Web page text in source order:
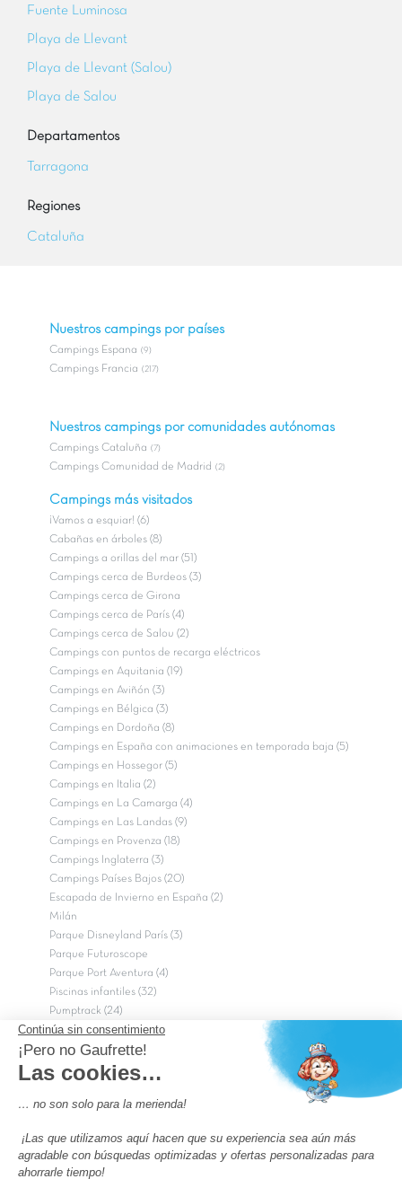
Fuente Luminosa
Playa de Llevant
Playa de Llevant (Salou)
Playa de Salou
Departamentos
Tarragona
Regiones
Cataluña
Nuestros campings por países
Campings Espana (9)
Campings Francia (217)
Nuestros campings por comunidades autónomas
Campings Cataluña (7)
Campings Comunidad de Madrid (2)
Campings más visitados
¡Vamos a esquiar! (6)
Cabañas en árboles (8)
Campings a orillas del mar (51)
Campings cerca de Burdeos (3)
Campings cerca de Girona
Campings cerca de París (4)
Campings cerca de Salou (2)
Campings con puntos de recarga eléctricos
Campings en Aquitania (19)
Campings en Aviñón (3)
Campings en Bélgica (3)
Campings en Dordoña (8)
Campings en España con animaciones en temporada baja (5)
Campings en Hossegor (5)
Campings en Italia (2)
Campings en La Camarga (4)
Campings en Las Landas (9)
Campings en Provenza (18)
Campings Inglaterra (3)
Campings Países Bajos (20)
Escapada de Invierno en España (2)
Milán
Parque Disneyland París (3)
Parque Futuroscope
Parque Port Aventura (4)
Piscinas infantiles (32)
Pumptrack (24)
Puy du Fou (2)
Roma
Semana Santa (17)
Campings de 4 estrellas en Francia
Los camping con piscinas en Francia
Camping Barcelona